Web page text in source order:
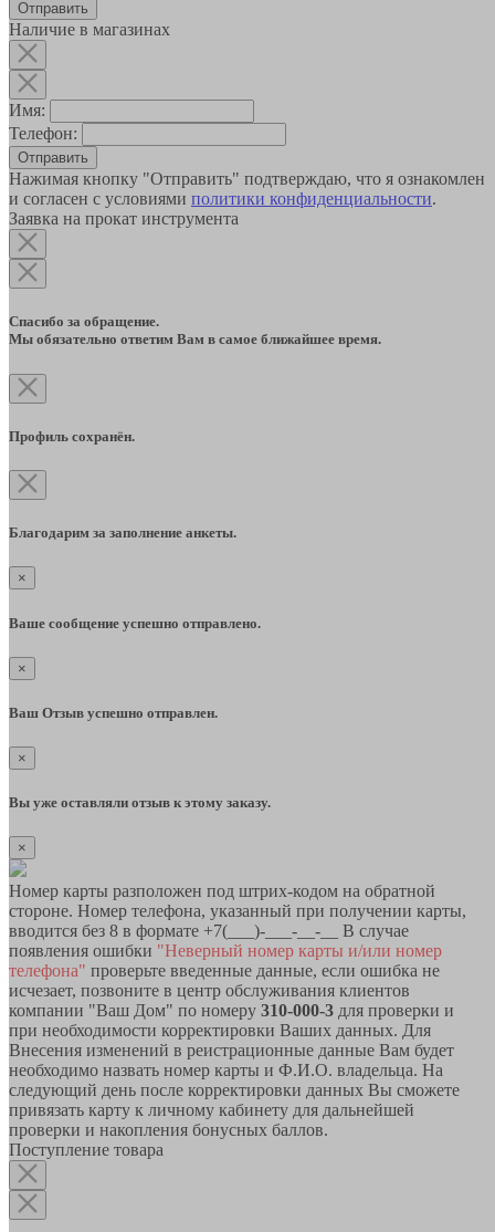
Наличие в магазинах
Имя:
Телефон:
Отправить
Нажимая кнопку "Отправить" подтверждаю, что я ознакомлен
и согласен с условиями политики конфиденциальности.
Заявка на прокат инструмента
Спасибо за обращение.
Мы обязательно ответим Вам в самое ближайшее время.
Профиль сохранён.
Благодарим за заполнение анкеты.
×
Ваше сообщение успешно отправлено.
×
Ваш Отзыв успешно отправлен.
×
Вы уже оставляли отзыв к этому заказу.
×
Номер карты разположен под штрих-кодом на обратной
стороне. Номер телефона, указанный при получении карты,
вводится без 8 в формате +7(___)-___-__-__ В случае
появления ошибки "Неверный номер карты и/или номер
телефона" проверьте введенные данные, если ошибка не
исчезает, позвоните в центр обслуживания клиентов
компании "Ваш Дом" по номеру 310-000-3 для проверки и
при необходимости корректировки Ваших данных. Для
Внесения изменений в реистрационные данные Вам будет
необходимо назвать номер карты и Ф.И.О. владельца. На
следующий день после корректировки данных Вы сможете
привязать карту к личному кабинету для дальнейшей
проверки и накопления бонусных баллов.
Поступление товара